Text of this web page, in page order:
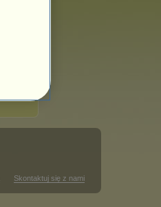
Skontaktuj się z nami